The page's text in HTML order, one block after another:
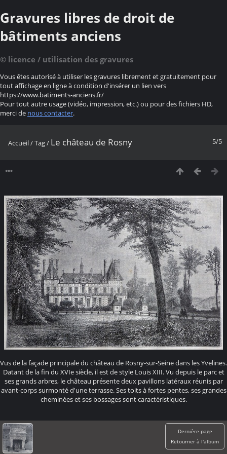
Gravures libres de droit de
bâtiments anciens
© licence / utilisation des gravures
Vous êtes autorisé à utiliser les gravures librement et gratuitement pour
tout affichage en ligne à condition d'insérer un lien vers
https://www.batiments-anciens.fr/
Pour tout autre usage (vidéo, impression, etc.) ou pour des fichiers HD,
merci de nous contacter.
5/5
Accueil/Tag/ Le château de Rosny
Vus de la façade principale du château de Rosny-sur-Seine dans les Yvelines.
Datant de la fin du XVIe siècle, il est de style Louis XIII. Vu depuis le parc et
ses grands arbres, le château présente deux pavillons latéraux réunis par
avant-corps surmonté d'une terrasse. Ses toits à fortes pentes, ses grandes
cheminées et ses bossages sont caractéristiques.
Dernière page
Retourner à l'album